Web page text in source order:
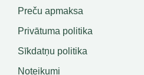
Preču apmaksa
Privātuma politika
Sīkdatņu politika
Noteikumi